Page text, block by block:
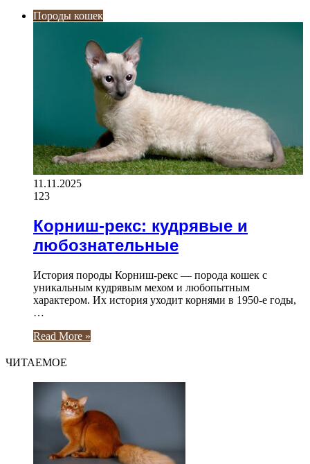
Породы кошек
11.11.2025
123
Корниш-рекс: кудрявые и
любознательные
История породы Корниш-рекс — порода кошек с
уникальным кудрявым мехом и любопытным
характером. Их история уходит корнями в 1950-е годы,
…
Read More »
ЧИТАЕМОЕ